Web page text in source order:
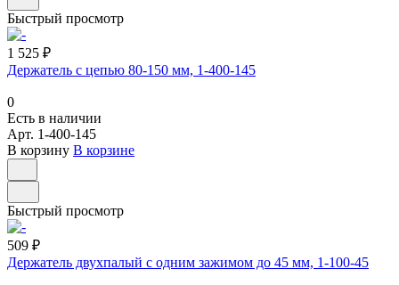
Быстрый просмотр
1 525 ₽
Держатель с цепью 80-150 мм, 1-400-145
0
Есть в наличии
Арт. 1-400-145
В корзину В корзине
Быстрый просмотр
509 ₽
Держатель двухпалый с одним зажимом до 45 мм, 1-100-45